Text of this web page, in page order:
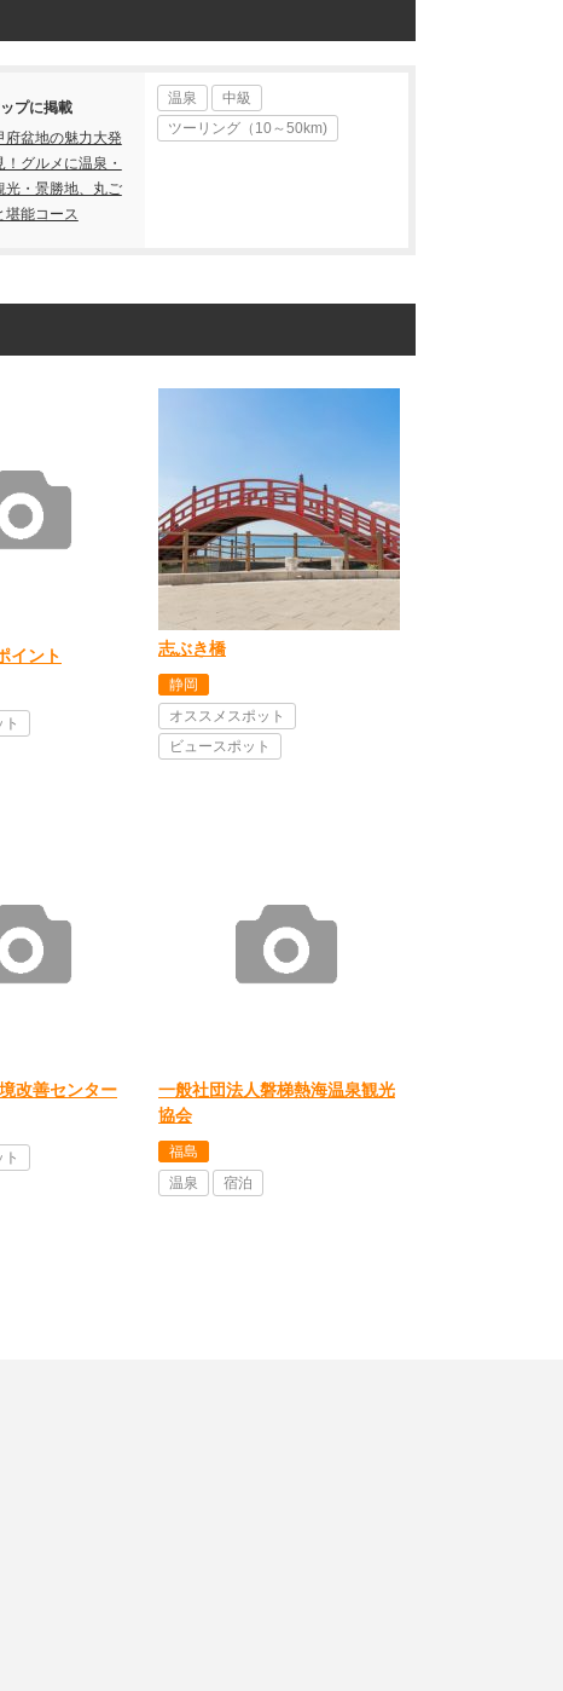
プに掲載
府盆地の魅力大発
！グルメに温泉・
光・景勝地、丸ご
堪能コース
温泉
中級
ツーリング（10～50km)
イント 志ぶき橋
静岡
オススメスポット
ビュースポット
改善センター
一般社団法人磐梯熱海温泉観光
協会
福島
温泉
宿泊